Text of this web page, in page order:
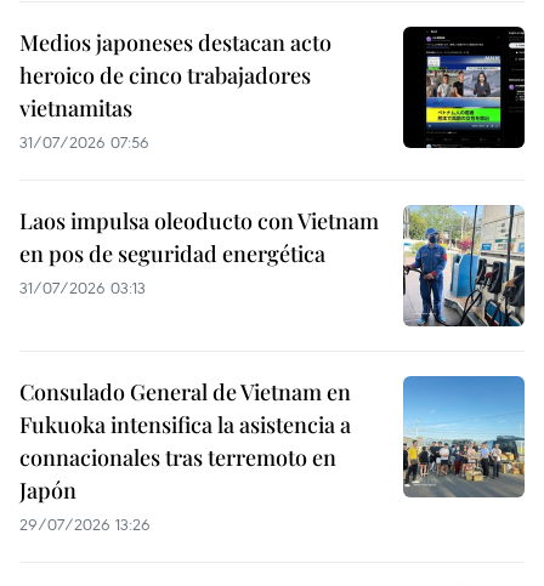
Medios japoneses destacan acto
heroico de cinco trabajadores
vietnamitas
31/07/2026 07:56
Laos impulsa oleoducto con Vietnam
en pos de seguridad energética
31/07/2026 03:13
Consulado General de Vietnam en
Fukuoka intensifica la asistencia a
connacionales tras terremoto en
Japón
29/07/2026 13:26